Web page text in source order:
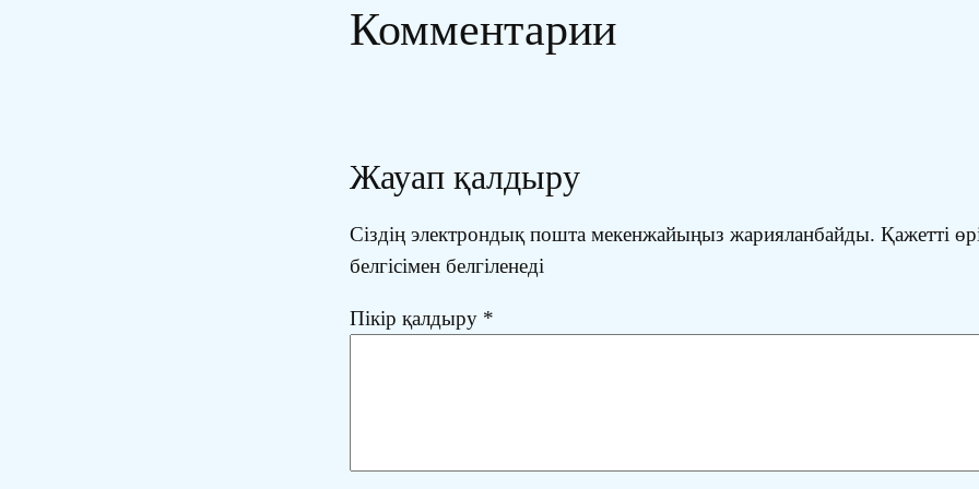
Комментарии
Жауап қалдыру
Сіздің электрондық пошта мекенжайыңыз жарияланбайды. Қажетті
белгісімен белгіленеді
Пікір қалдыру *